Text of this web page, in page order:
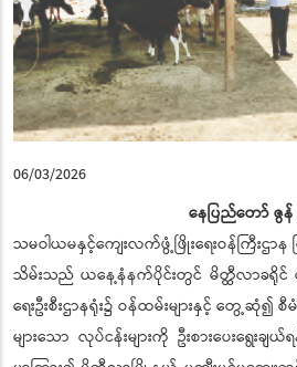
06/03/2026
နေပြည်တော် ဇွန်
သမဝါယမနှင့်ကျေးလက်ဖွံ့ဖြိုးရေးဝန်ကြီးဌာန
သိမ်းသည် ယနေ့နံနက်ပိုင်းတွင် မိတ္ထီလာခရိုင်
ရေးဦးစီးဌာနရုံး၌ ဝန်ထမ်းများနှင့် တွေ့ဆုံ၍
များသော လုပ်ငန်းများကို ဦးစားပေးရွေး